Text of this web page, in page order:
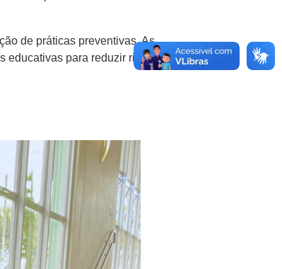
de práticas preventivas. As
educativas para reduzir riscos à